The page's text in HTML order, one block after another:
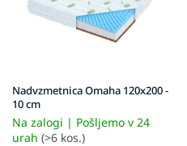
Nadvzmetnica Omaha 120x200 -
10 cm
Na zalogi | Pošljemo v 24
urah (>6 kos.)